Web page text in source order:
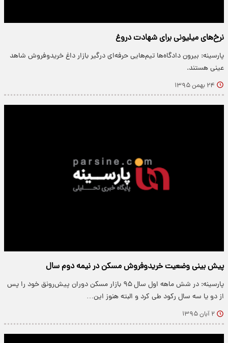
نرخ‌های میلیونی برای شهادت دروغ
پارسینه: بیرون دادگاه‌ها تیم‌هایی حرفه‌ای درگیر بازار داغ خریدوفروش شاهد
عینی هستند.
۲۴ بهمن ۱۳۹۵
پیش بینی وضعیت خریدوفروش مسکن در نیمه دوم سال
پارسینه: در شش ماهه اول سال ۹۵ بازار مسکن دوران پیش‌رونق خود را پس
از دو یا سه سال رکود طی کرد و البته هنوز این…
۲ آبان ۱۳۹۵